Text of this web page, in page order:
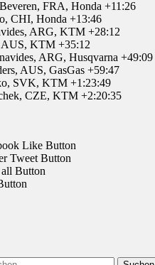
FRA, Honda +11:26
CHI, Honda +13:46
ARG, KTM +28:12
AUS, KTM +35:12
ARG, Husqvarna +49:09
AUS, GasGas +59:47
SVK, KTM +1:23:49
CZE, KTM +2:20:35